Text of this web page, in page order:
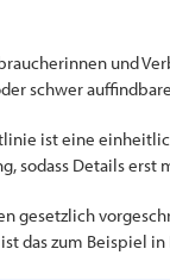
und
schwer
ist eine
sodass Details
gesetzlich
das zum Beispiel